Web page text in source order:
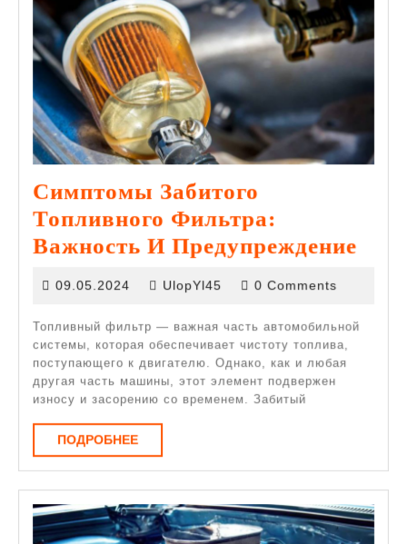
Симптомы Забитого
Топливного Фильтра:
Важность И Предупреждение
09.05.2024 09.05.2024
UlopYl45 0 Comments
Топливный фильтр — важная часть автомобильной
системы, которая обеспечивает чистоту топлива,
поступающего к двигателю. Однако, как и любая
другая часть машины, этот элемент подвержен
износу и засорению со временем. Забитый
ПОДРОБНЕЕПОДРОБНЕЕ